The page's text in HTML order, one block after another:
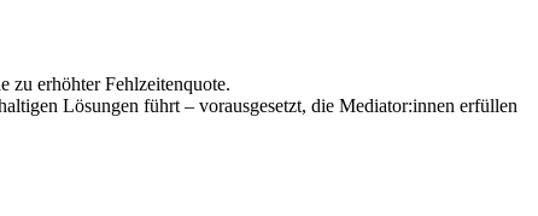
erhöhter Fehlzeitenquote.
Lösungen führt – vorausgesetzt, die Mediator:innen erfüllen